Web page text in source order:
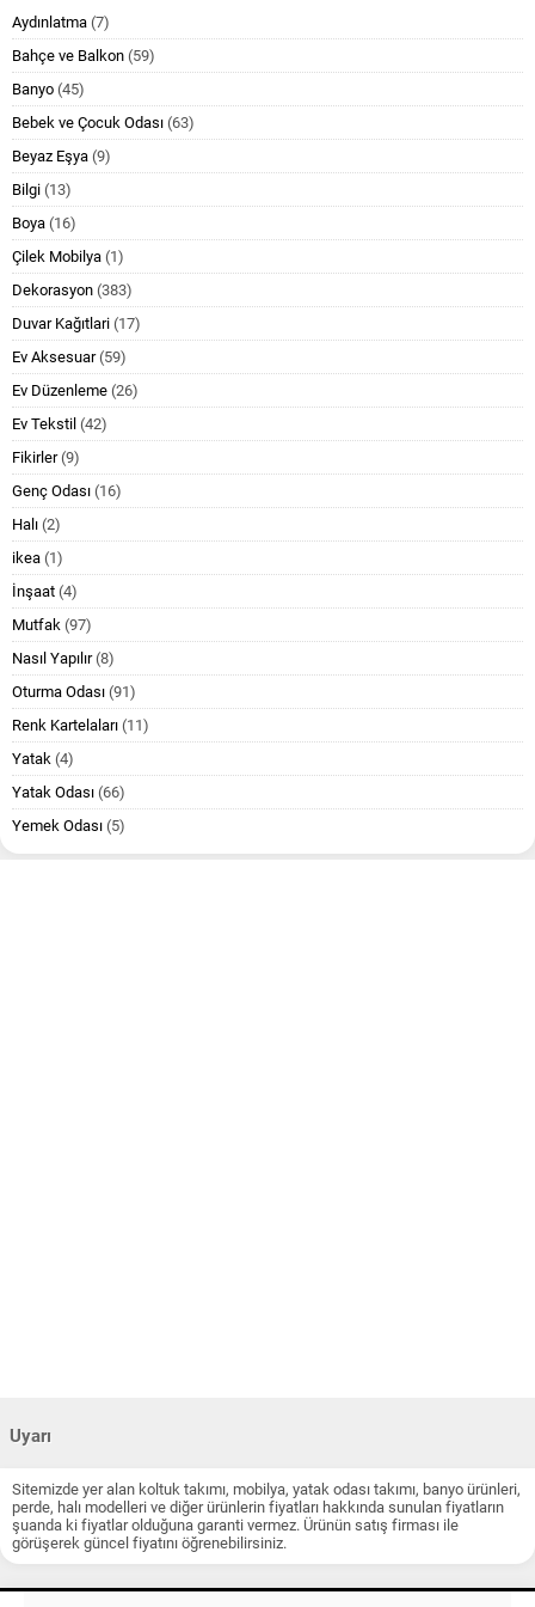
Aydınlatma (7)
Bahçe ve Balkon (59)
Banyo (45)
Bebek ve Çocuk Odası (63)
Beyaz Eşya (9)
Bilgi (13)
Boya (16)
Çilek Mobilya (1)
Dekorasyon (383)
Duvar Kağıtlari (17)
Ev Aksesuar(59)
Ev Düzenleme (26)
Ev Tekstil (42)
Fikirler(9)
Genç Odası (16)
Halı (2)
ikea (1)
İnşaat (4)
Mutfak (97)
Nasıl Yapılır(8)
Oturma Odası (91)
Renk Kartelaları (11)
Yatak (4)
Yatak Odası (66)
Yemek Odası (5)
Uyarı
Sitemizde yer alan koltuk takımı, mobilya, yatak odası takımı, banyo ürünleri,
perde, halı modelleri ve diğer ürünlerin fiyatları hakkında sunulan fiyatların
şuanda ki fiyatlar olduğuna garanti vermez. Ürünün satış firması ile
görüşerek güncel fiyatını öğrenebilirsiniz.